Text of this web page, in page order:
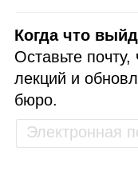
Когда что
Оставьте
лекций и
бюро.